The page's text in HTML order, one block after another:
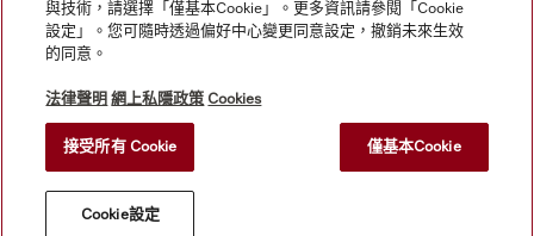
© Copyright, Miele Hong Kong Ltd. All rights reserved.
與技術，請選擇「僅基本Cookie」。更多資訊請參閱「Cookie
設定」。您可隨時透過偏好中心變更同意設定，撤銷未來生效
的同意。
法律聲明 網上私隱政策 Cookies
接受所有 Cookie 僅基本Cookie
Cookie設定